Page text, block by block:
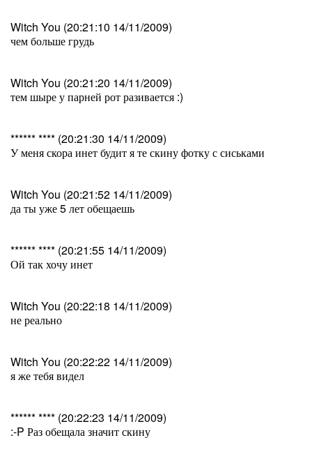
Witch You (20:21:10 14/11/2009)
чем больше грудь
Witch You (20:21:20 14/11/2009)
тем шыре у парней рот разивается :)
****** **** (20:21:30 14/11/2009)
У меня скора инет будит я те скину фотку с сиськами
Witch You (20:21:52 14/11/2009)
да ты уже 5 лет обещаешь
****** **** (20:21:55 14/11/2009)
Ой так хочу инет
Witch You (20:22:18 14/11/2009)
не реально
Witch You (20:22:22 14/11/2009)
я же тебя видел
****** **** (20:22:23 14/11/2009)
:-P Раз обещала значит скину